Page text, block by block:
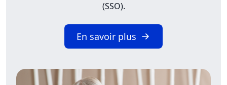
(SSO).
En savoir plus